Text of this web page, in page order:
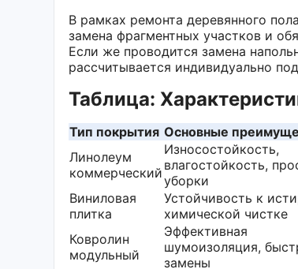
В рамках ремонта деревянного
замена фрагментных участков и
Если же проводится замена
рассчитывается индивидуально
Таблица:
Тип покрытия Основные
Линолеум
коммерческий
Износостойкость,
влагостойкость,
уборки
Виниловая
плитка
Устойчивость к
химической чистке
Ковролин
модульный
Эффективная
шумоизоляция,
замены